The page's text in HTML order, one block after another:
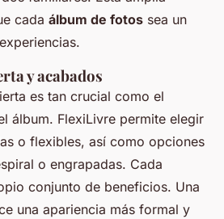
cada álbum de fotos sea un
y acabados
es tan crucial como el
álbum. FlexiLivre permite elegir
o flexibles, así como opciones
o engrapadas. Cada
conjunto de beneficios. Una
una apariencia más formal y